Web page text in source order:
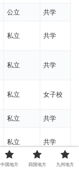
公立 共学
私立 共学
私立 共学
私立 女子校
私立 共学
私立 共学
中国地方 四国地方 九州地方